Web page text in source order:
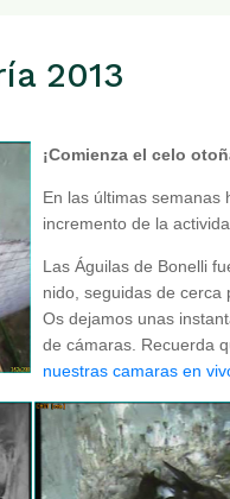
2013
¡Comienza el celo
En las últimas semanas
incremento de la
Las Águilas de Bonelli
nido, seguidas de cerca
Os dejamos unas
de cámaras. Recuerda
nuestras camaras en